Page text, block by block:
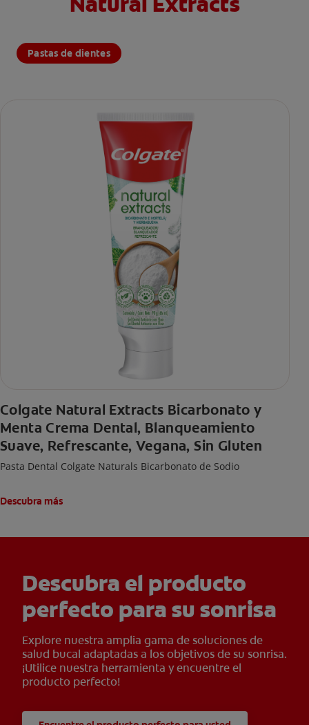
Pastas de dientes
Colgate Natural Extracts Bicarbonato y
Menta Crema Dental, Blanqueamiento
Suave, Refrescante, Vegana, Sin Gluten
Pasta Dental Colgate Naturals Bicarbonato de Sodio
Descubra más
Descubra el producto
perfecto para su sonrisa
Explore nuestra amplia gama de soluciones de
salud bucal adaptadas a los objetivos de su sonrisa.
¡Utilice nuestra herramienta y encuentre el
producto perfecto!